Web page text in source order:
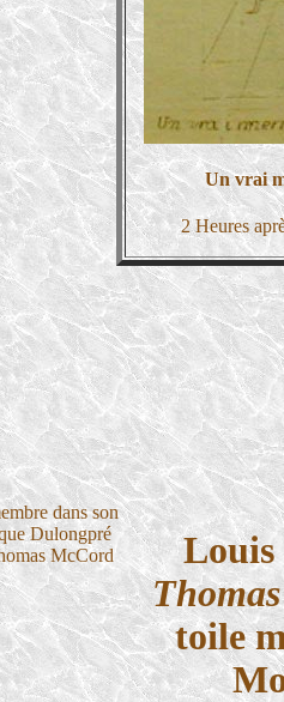
Un vrai
2 Heures
dans son
Dulongpré
McCord
Louis
toile